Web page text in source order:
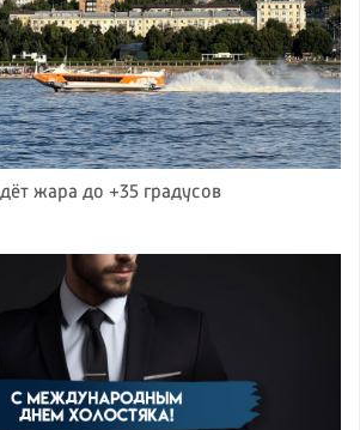
жара до +35 градусов